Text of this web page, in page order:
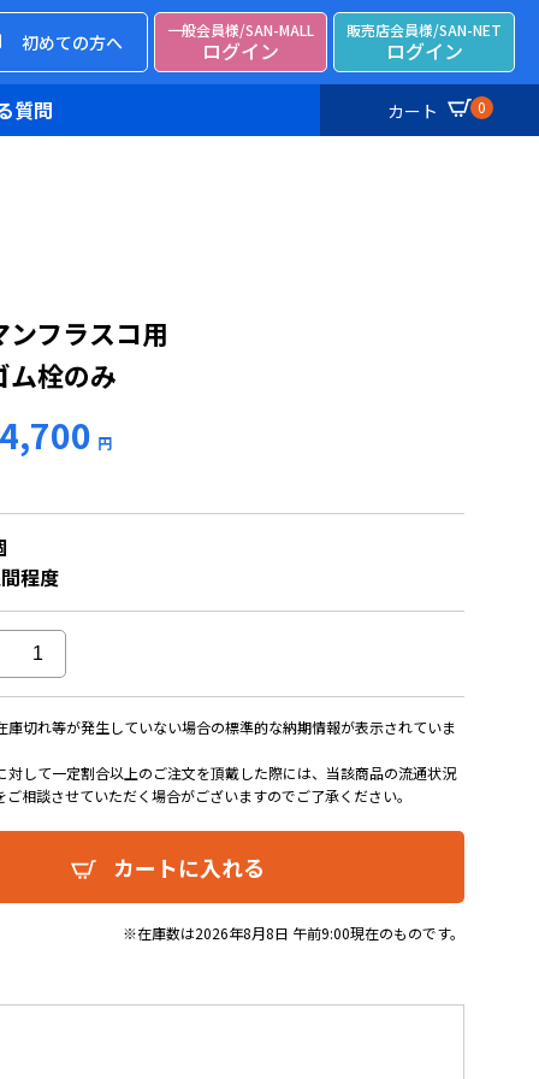
初めての方へ
一般会員様/SAN-MALL
ログイン
販売店会員様/SAN-NET
ログイン
カート 0
質問
フラスコ用
ム栓のみ
円
程度
切れ等が発生していない場合の標準的な納期情報が表示されていま
して一定割合以上のご注文を頂戴した際には、当該商品の流通状況
相談させていただく場合がございますのでご了承ください。
カートに入れる
※在庫数は2026年8月8日 午前9:00現在のものです。